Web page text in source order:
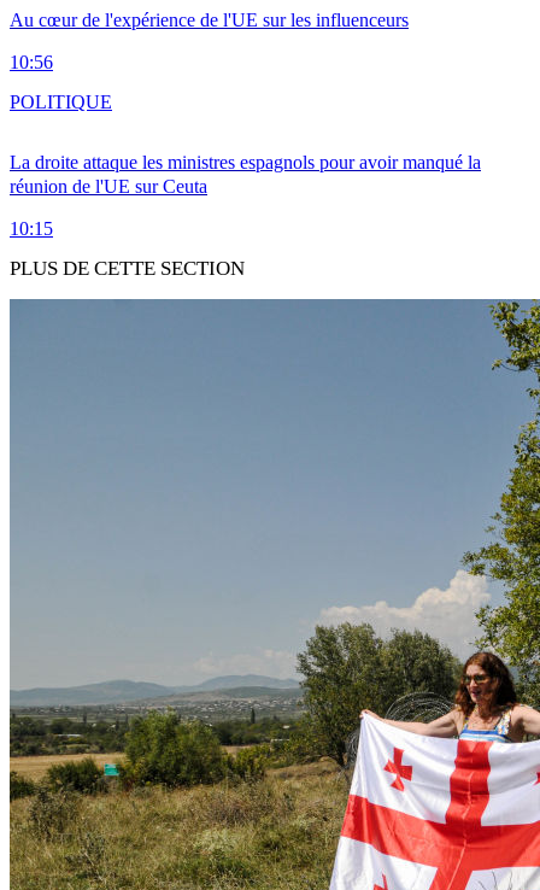
Au cœur de l'expérience de l'UE sur les influenceurs
10:56
La droite attaque les ministres espagnols pour avoir manqué la
réunion de l'UE sur Ceuta
10:15
POLITIQUE
PLUS DE CETTE SECTION